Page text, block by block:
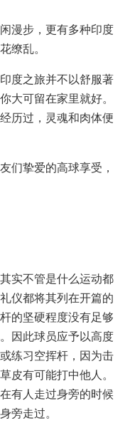
漫步，更有多种印度
缭乱。
度之旅并不以舒服著
大可留在家里就好。
历过，灵魂和肉体便
们挚爱的高球享受，
实不管是什么运动都
仪都将其列在开篇的
的坚硬程度没有足够
因此球员应予以高度
练习空挥杆，因为击
皮有可能打中他人。
有人走过身旁的时候
旁走过。